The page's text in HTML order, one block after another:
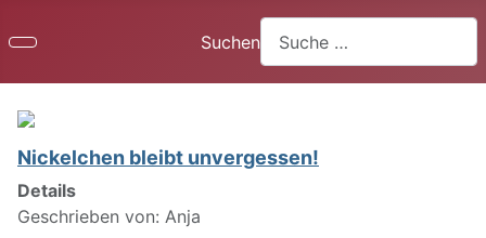
Suchen
Nickelchen bleibt unvergessen!
Details
Geschrieben von: Anja